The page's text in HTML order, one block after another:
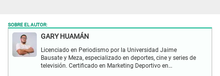
SOBRE EL AUTOR:
GARY HUAMÁN
Licenciado en Periodismo por la Universidad Jaime
Bausate y Meza, especializado en deportes, cine y series de
televisión. Certificado en Marketing Deportivo en